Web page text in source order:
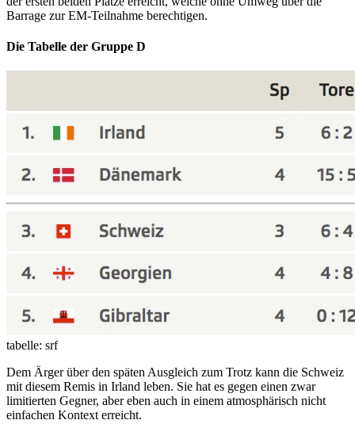
Barrage zur EM-Teilnahme berechtigen.
Die Tabelle der Gruppe D
tabelle: srf
Dem Ärger über den späten Ausgleich zum Trotz kann die Schweiz
mit diesem Remis in Irland leben. Sie hat es gegen einen zwar
limitierten Gegner, aber eben auch in einem atmosphärisch nicht
einfachen Kontext erreicht.